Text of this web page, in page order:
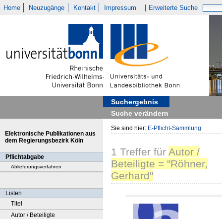
Home Neuzugänge Kontakt Impressum Erweiterte Suche
Suchergebnis
Suche verändern
Elektronische Publikationen aus
dem Regierungsbezirk Köln
Pflichtabgabe
Ablieferungsverfahren
Listen
Titel
Autor / Beteiligte
Sie sind hier: E-Pflicht-Sammlung
1 Treffer für Autor /
Beteiligte = "Röhner,
Gerhard"